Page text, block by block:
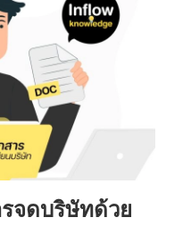
จดบริษัทด้วย